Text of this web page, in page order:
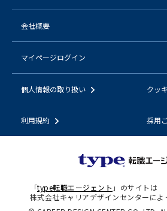
会社概要
マイページログイン
個人情報の取り扱い クッ
利用規約 採用
「type転職エージェント 」のサイトは
株式会社キャリアデザインセンターに